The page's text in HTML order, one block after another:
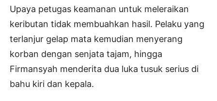
Upaya petugas keamanan untuk meleraikan
keributan tidak membuahkan hasil. Pelaku yang
terlanjur gelap mata kemudian menyerang
korban dengan senjata tajam, hingga
Firmansyah menderita dua luka tusuk serius di
bahu kiri dan kepala.